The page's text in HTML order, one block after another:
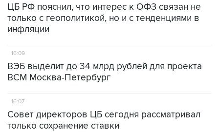
ЦБ РФ пояснил, что интерес к ОФЗ связан не
только с геополитикой, но и с тенденциями в
инфляции
16:09
ВЭБ выделит до 34 млрд рублей для проекта
ВСМ Москва-Петербург
16:07
Совет директоров ЦБ сегодня рассматривал
только сохранение ставки